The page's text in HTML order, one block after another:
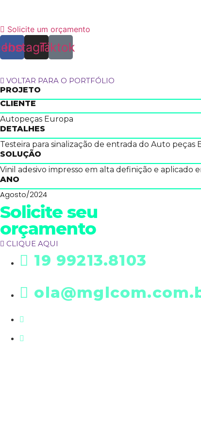
content
Solicite um orçamento
Instagram
Tiktok
VOLTAR PARA O PORTFÓLIO
PROJETO
CLIENTE
Autopeças Europa
DETALHES
Testeira para sinalização de entrada do Auto peças
SOLUÇÃO
Vinil adesivo impresso em alta definição e aplicado
ANO
Agosto/2024
Solicite seu
orçamento
CLIQUE AQUI
19 99213.8103